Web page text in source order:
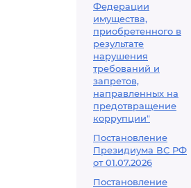
Федерации
имущества,
приобретенного в
результате
нарушения
требований и
запретов,
направленных на
предотвращение
коррупции"
Постановление
Президиума ВС РФ
от 01.07.2026
Постановление